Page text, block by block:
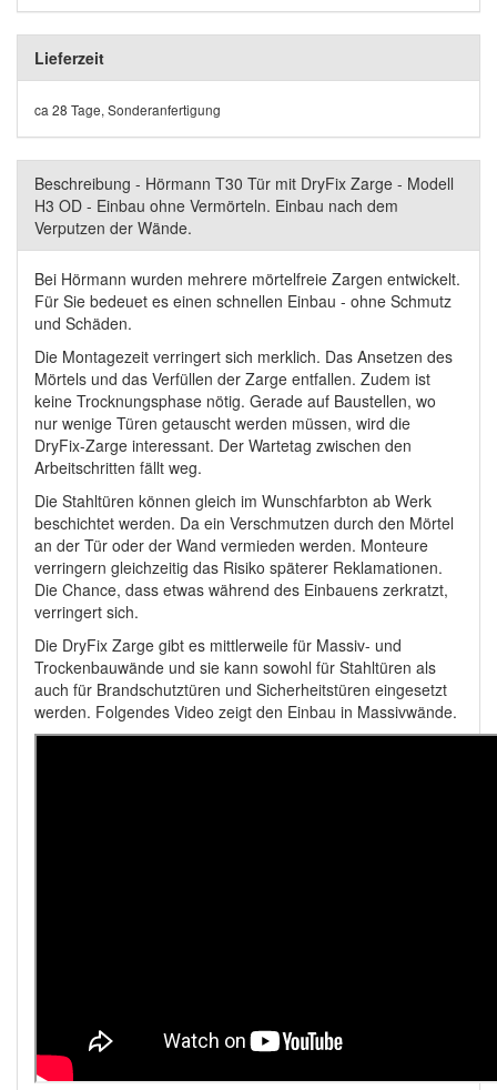
Lieferzeit
ca 28 Tage, Sonderanfertigung
Beschreibung - Hörmann T30 Tür mit DryFix Zarge - Modell
H3 OD - Einbau ohne Vermörteln. Einbau nach dem
Verputzen der Wände.
Bei Hörmann wurden mehrere mörtelfreie Zargen entwickelt.
Für Sie bedeuet es einen schnellen Einbau - ohne Schmutz
und Schäden.
Die Montagezeit verringert sich merklich. Das Ansetzen des
Mörtels und das Verfüllen der Zarge entfallen. Zudem ist
keine Trocknungsphase nötig. Gerade auf Baustellen, wo
nur wenige Türen getauscht werden müssen, wird die
DryFix-Zarge interessant. Der Wartetag zwischen den
Arbeitschritten fällt weg.
Die Stahltüren können gleich im Wunschfarbton ab Werk
beschichtet werden. Da ein Verschmutzen durch den Mörtel
an der Tür oder der Wand vermieden werden. Monteure
verringern gleichzeitig das Risiko späterer Reklamationen.
Die Chance, dass etwas während des Einbauens zerkratzt,
verringert sich.
Die DryFix Zarge gibt es mittlerweile für Massiv- und
Trockenbauwände und sie kann sowohl für Stahltüren als
auch für Brandschutztüren und Sicherheitstüren eingesetzt
werden. Folgendes Video zeigt den Einbau in Massivwände.